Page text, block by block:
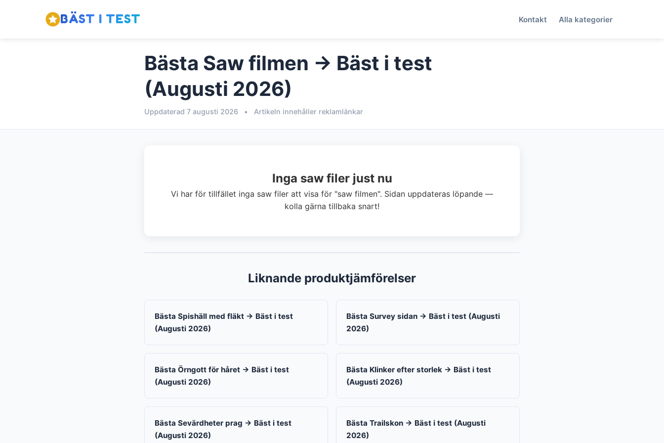
BÄST I TEST Kontakt Alla kategorier
Bästa Saw filmen → Bäst i test
(Augusti 2026)
Uppdaterad 7 augusti 2026 • Artikeln innehåller reklamlänkar
Inga saw filer just nu
Vi har för tillfället inga saw filer att visa för "saw filmen". Sidan uppdateras löpande —
kolla gärna tillbaka snart!
Liknande produktjämförelser
Bästa Spishäll med fläkt → Bäst i test
(Augusti 2026)
Bästa Survey sidan → Bäst i test (Augusti
2026)
Bästa Örngott för håret → Bäst i test
(Augusti 2026)
Bästa Klinker efter storlek → Bäst i test
(Augusti 2026)
Bästa Sevärdheter prag → Bäst i test
(Augusti 2026)
Bästa Trailskon → Bäst i test (Augusti
2026)